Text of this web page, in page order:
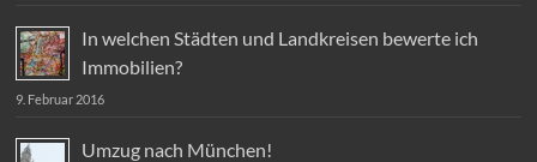
In welchen Städten und Landkreisen bewerte ich
Immobilien?
9. Februar 2016
Umzug nach München!